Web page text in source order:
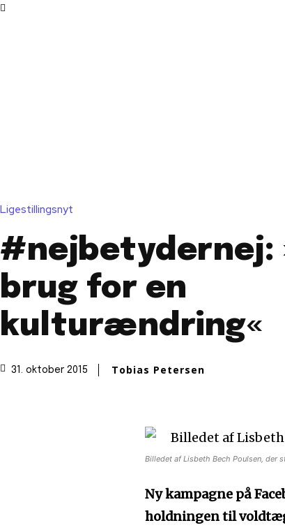
Ligestillingsnyt
#nejbetydernej:
brug for en
kulturændring«
31. oktober 2015 Tobias Petersen
Billedet af Lisbeth Bech Poulsen, der
Ny kampagne på
holdningen til